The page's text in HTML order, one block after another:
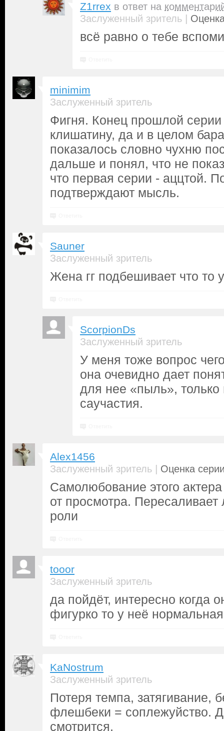
Z1rrex в ответ на
Заслуженный зритель |
всё равно о тебе
minimim
Заслуженный зритель
Фигня. Конец прошлой серии
клишатину, да и в целом
показалось словно чухню
дальше и понял, что не
что первая серии - аццтой.
подтверждают мысль.
Sauner
Заслуженный зритель
Жена гг подбешивает что то
ScorpionDs
Заслуженный зритель
У меня тоже вопрос
она очевидно дает
для нее «пыль», только
саучастия.
Alex1456
Заслуженный зритель | Оценка
Самолюбование этого актера
от просмотра.
роли
tooor
Заслуженный зритель
да пойдёт, интересно когда
фигурко то у неё нормальная
KaNostrum
Заслуженный зритель
Потеря темпа, затягивание,
флешбеки = соплежуйство.
смотрится.